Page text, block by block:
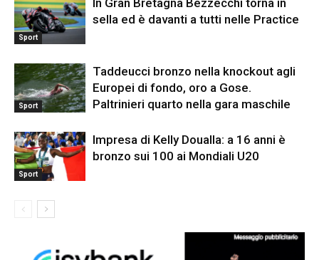
Sport
In Gran Bretagna Bezzecchi torna in
sella ed è davanti a tutti nelle Practice
Sport
Taddeucci bronzo nella knockout agli
Europei di fondo, oro a Gose.
Paltrinieri quarto nella gara maschile
Sport
Impresa di Kelly Doualla: a 16 anni è
bronzo sui 100 ai Mondiali U20